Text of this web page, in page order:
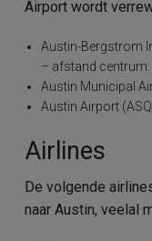
Airport wordt
Austin-Bergstrom
– afstand centrum:
Austin Municipal
Austin Airport
Airlines
De volgende
naar Austin, veelal